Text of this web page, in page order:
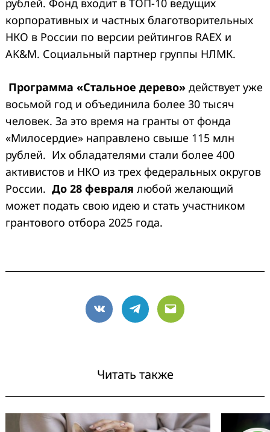
рублей. Фонд входит в ТОП-10 ведущих
корпоративных и частных благотворительных
НКО в России по версии рейтингов RAEX и
AK&M. Социальный партнер группы НЛМК.
Программа «Стальное дерево» действует уже
восьмой год и объединила более 30 тысяч
человек. За это время на гранты от фонда
«Милосердие» направлено свыше 115 млн
рублей. Их обладателями стали более 400
активистов и НКО из трех федеральных округов
России. До 28 февраля любой желающий
может подать свою идею и стать участником
грантового отбора 2025 года.
VK Telegram
Email
Читать также